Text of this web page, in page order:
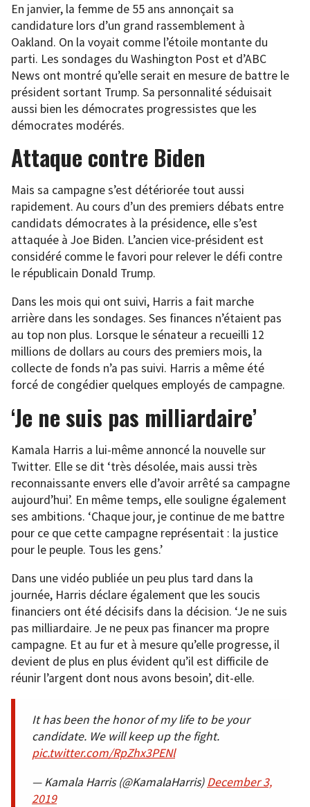
En janvier, la femme de 55 ans annonçait sa
candidature lors d’un grand rassemblement à
Oakland. On la voyait comme l’étoile montante du
parti. Les sondages du Washington Post et d’ABC
News ont montré qu’elle serait en mesure de battre le
président sortant Trump. Sa personnalité séduisait
aussi bien les démocrates progressistes que les
démocrates modérés.
Attaque contre Biden
Mais sa campagne s’est détériorée tout aussi
rapidement. Au cours d’un des premiers débats entre
candidats démocrates à la présidence, elle s’est
attaquée à Joe Biden. L’ancien vice-président est
considéré comme le favori pour relever le défi contre
le républicain Donald Trump.
Dans les mois qui ont suivi, Harris a fait marche
arrière dans les sondages. Ses finances n’étaient pas
au top non plus. Lorsque le sénateur a recueilli 12
millions de dollars au cours des premiers mois, la
collecte de fonds n’a pas suivi. Harris a même été
forcé de congédier quelques employés de campagne.
‘Je ne suis pas milliardaire’
Kamala Harris a lui-même annoncé la nouvelle sur
Twitter. Elle se dit ‘très désolée, mais aussi très
reconnaissante envers elle d’avoir arrêté sa campagne
aujourd’hui’. En même temps, elle souligne également
ses ambitions. ‘Chaque jour, je continue de me battre
pour ce que cette campagne représentait : la justice
pour le peuple. Tous les gens.’
Dans une vidéo publiée un peu plus tard dans la
journée, Harris déclare également que les soucis
financiers ont été décisifs dans la décision. ‘Je ne suis
pas milliardaire. Je ne peux pas financer ma propre
campagne. Et au fur et à mesure qu’elle progresse, il
devient de plus en plus évident qu’il est difficile de
réunir l’argent dont nous avons besoin’, dit-elle.
It has been the honor of my life to be your
candidate. We will keep up the fight.
pic.twitter.com/RpZhx3PENl
— Kamala Harris (@KamalaHarris)December 3,
2019